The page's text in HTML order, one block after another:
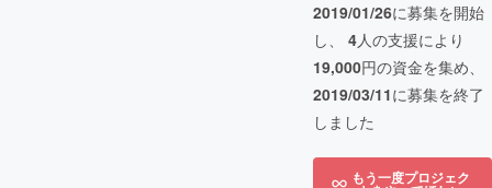
2019/01/26に募集を開始
し、 4人の支援により
19,000円の資金を集め、
2019/03/11に募集を終了
しました
もう一度プロジェク